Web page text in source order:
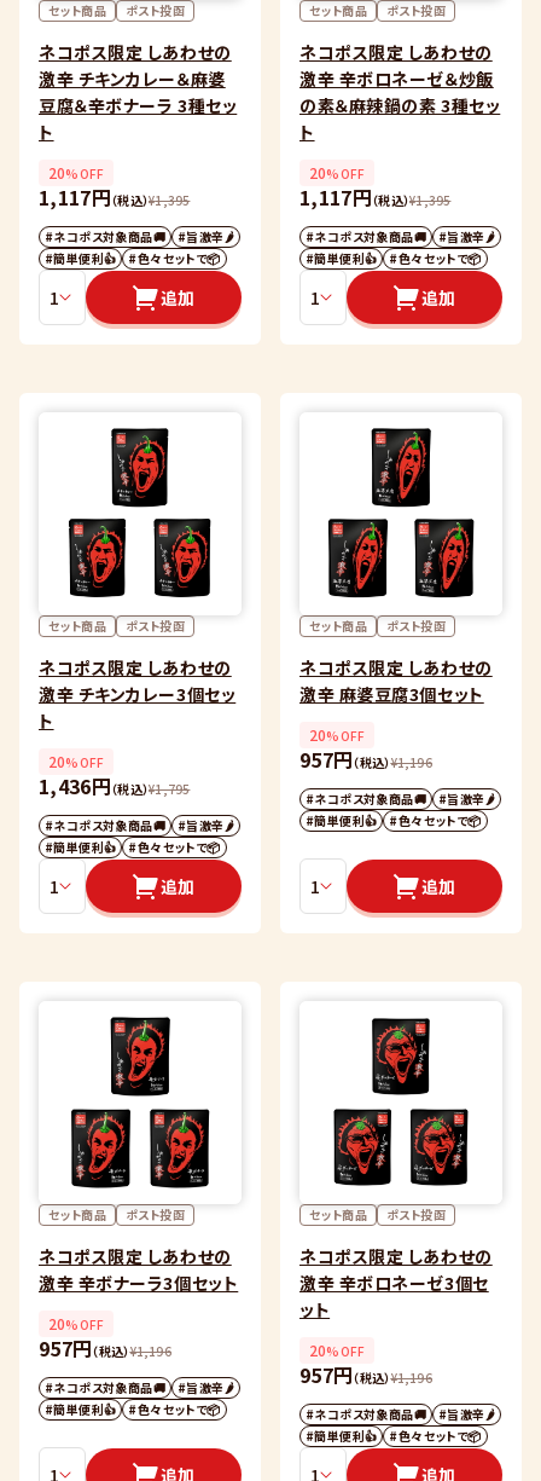
セット商品 ポスト投函
ネコポス限定 しあわせの
激辛 チキンカレー＆麻婆
豆腐＆辛ボナーラ 3種セッ
ト
20%OFF
1,117円（税込）¥1,395
#ネコポス対象商品🚚
#旨激辛🌶
#簡単便利👍
#色々セットで📦
追加
セット商品 ポスト投函
ネコポス限定 しあわせの
激辛 辛ボロネーゼ＆炒飯
の素＆麻辣鍋の素 3種セッ
ト
20%OFF
1,117円（税込）¥1,395
#ネコポス対象商品🚚
#旨激辛🌶
#簡単便利👍
#色々セットで📦
追加
セット商品 ポスト投函
ネコポス限定 しあわせの
激辛 チキンカレー3個セッ
ト
20%OFF
1,436円（税込）¥1,795
#ネコポス対象商品🚚
#旨激辛🌶
#簡単便利👍
#色々セットで📦
追加
セット商品 ポスト投函
ネコポス限定 しあわせの
激辛 麻婆豆腐3個セット
20%OFF
957円（税込）¥1,196
#ネコポス対象商品🚚
#旨激辛🌶
#簡単便利👍
#色々セットで📦
追加
セット商品 ポスト投函
ネコポス限定 しあわせの
激辛 辛ボナーラ3個セット
20%OFF
957円（税込）¥1,196
#ネコポス対象商品🚚
#旨激辛🌶
#簡単便利👍
#色々セットで📦
追加
セット商品 ポスト投函
ネコポス限定 しあわせの
激辛 辛ボロネーゼ3個セ
ット
20%OFF
957円（税込）¥1,196
#ネコポス対象商品🚚
#旨激辛🌶
#簡単便利👍
#色々セットで📦
追加